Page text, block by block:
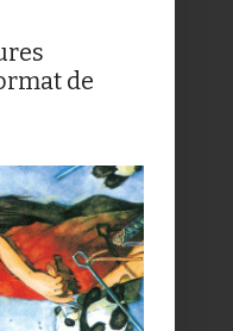
de